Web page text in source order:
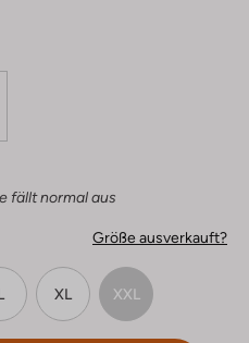
fällt normal aus
Größe ausverkauft?
XL XXL